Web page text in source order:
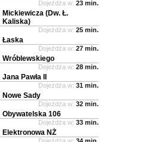
Dojeżdża w: 23 min.
Mickiewicza (Dw. Ł.
Kaliska)
Dojeżdża w: 25 min.
Łaska
Dojeżdża w: 27 min.
Wróblewskiego
Dojeżdża w: 28 min.
Jana Pawła II
Dojeżdża w: 31 min.
Nowe Sady
Dojeżdża w: 32 min.
Obywatelska 106
Dojeżdża w: 33 min.
Elektronowa NŻ